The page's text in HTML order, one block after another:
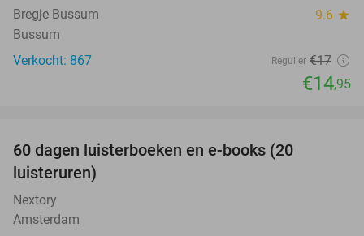
Bregje Bussum 9.6 star
Bussum
Verkocht: 867
Regulier €17
€14,95
60 dagen luisterboeken en e-books (20
luisteruren)
Nextory
Amsterdam